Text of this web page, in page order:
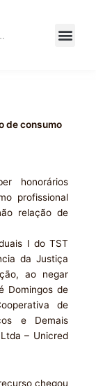
de consumo
honorários
profissional
relação de
I do TST
da Justiça
ao negar
Domingos de
de
e Demais
– Unicred
chegou